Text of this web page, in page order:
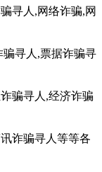
人,网络诈骗,网
寻人,票据诈骗寻
寻人,经济诈骗
骗寻人等等各